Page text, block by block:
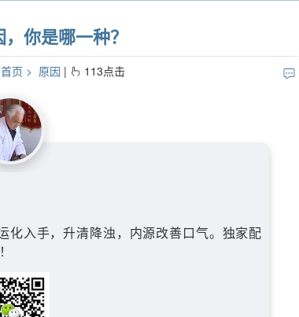
你是哪一种？
首页 原因 113点击
化入手，升清降浊，内源改善口气。独家配